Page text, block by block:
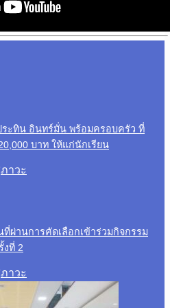
ระทิน อินทร์มั่น พร้อมครอบครัว ที่
บาท ให้แก่นักเรียน
าวะ
ผ่านการคัดเลือกเข้าร่วมกิจกรรม
งที่ 2
าวะ